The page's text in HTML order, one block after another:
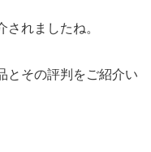
されましたね。
とその評判をご紹介い